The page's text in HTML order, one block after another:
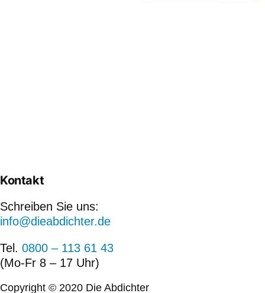
Kontakt
Schreiben Sie uns:
info@dieabdichter.de
Tel. 0800 – 113 61 43
(Mo-Fr 8 – 17 Uhr)
Copyright © 2020 Die Abdichter